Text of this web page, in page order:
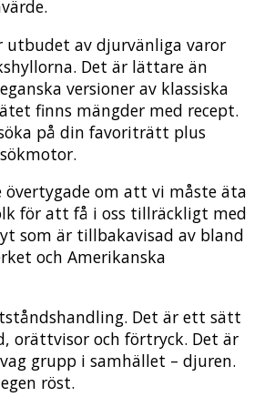
utbudet av djurvänliga varor
Det är lättare än
versioner av klassiska
finns mängder med recept.
på din favoriträtt plus
övertygade om att vi måste äta
för att få i oss tillräckligt med
som är tillbakavisad av bland
och Amerikanska
Det är ett sätt
orättvisor och förtryck. Det är
grupp i samhället – djuren.
röst.